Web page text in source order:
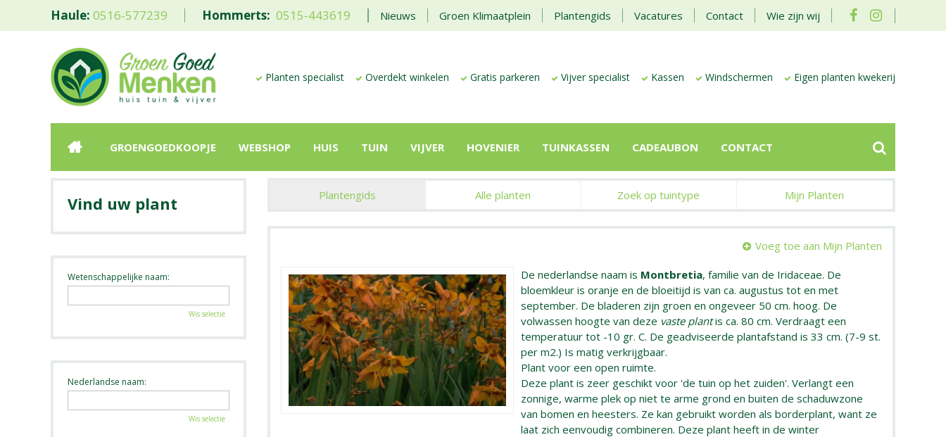
Haule: 0516-577239 Hommerts: 0515-443619 Nieuws Groen Klimaatplein Plantengids Vacatures Contact Wie zijn wij
Planten specialist Overdekt winkelen Gratis parkeren Vijver specialist Kassen Windschermen Eigen planten kwekerij
GROENGOEDKOOPJE WEBSHOP HUIS TUIN VIJVER HOVENIER TUINKASSEN CADEAUBON CONTACT
Plantengids Alle planten Zoek op tuintype Mijn Planten
Voeg toe aan Mijn Planten
De nederlandse naam is Montbretia, familie van de Iridaceae. De
bloemkleur is oranje en de bloeitijd is van ca. augustus tot en met
september. De bladeren zijn groen en ongeveer 50 cm. hoog. De
volwassen hoogte van deze vaste plantis ca. 80 cm. Verdraagt een
temperatuur tot -10 gr. C. De geadviseerde plantafstand is 33 cm. (7-9 st.
per m2.) Is matig verkrijgbaar.
Plant voor een open ruimte.
Deze plant is zeer geschikt voor 'de tuin op het zuiden'. Verlangt een
zonnige, warme plek op niet te arme grond en buiten de schaduwzone
van bomen en heesters. Ze kan gebruikt worden als borderplant, want ze
laat zich eenvoudig combineren. Deze plant heeft in de winter
Vind uw plant
Wetenschappelijke naam:
Wis selectie
Nederlandse naam:
Wis selectie